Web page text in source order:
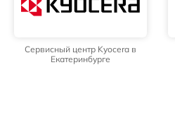
Сервисный центр Kyocera в
Екатеринбурге